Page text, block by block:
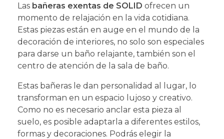
Las bañeras exentas de SOLID ofrecen un
momento de relajación en la vida cotidiana.
Estas piezas están en auge en el mundo de la
decoración de interiores, no solo son especiales
para darse un baño relajante, también son el
centro de atención de la sala de baño.
Estas bañeras le dan personalidad al lugar, lo
transforman en un espacio lujoso y creativo.
Como no es necesario anclar esta pieza al
suelo, es posible adaptarla a diferentes estilos,
formas y decoraciones. Podrás elegir la